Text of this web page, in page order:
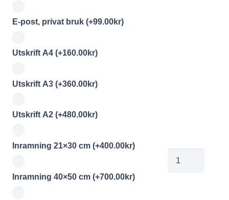
E-post, privat bruk (+99.00kr)
Utskrift A4 (+160.00kr)
Utskrift A3 (+360.00kr)
Utskrift A2 (+480.00kr)
Inramning 21×30 cm (+400.00kr)
Inramning 40×50 cm (+700.00kr)